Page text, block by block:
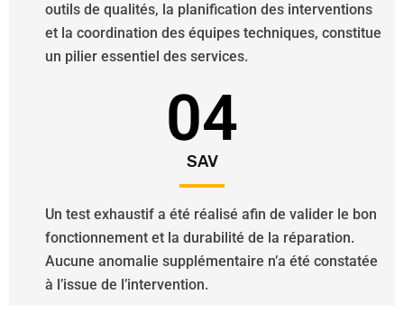
outils de qualités, la planification des interventions
et la coordination des équipes techniques, constitue
un pilier essentiel des services.
04
SAV
Un test exhaustif a été réalisé afin de valider le bon
fonctionnement et la durabilité de la réparation.
Aucune anomalie supplémentaire n’a été constatée
à l’issue de l’intervention.